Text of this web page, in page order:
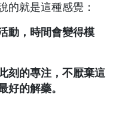
的就是這種感覺：
動，時間會變得模
刻的專注，不厭棄這
好的解藥。